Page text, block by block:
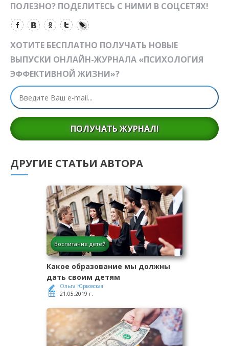
ПОЛЕЗНО? ПОДЕЛИТЕСЬ С НИМИ В СОЦСЕТЯХ!
ХОТИТЕ БЕСПЛАТНО ПОЛУЧАТЬ НОВЫЕ
ВЫПУСКИ ОНЛАЙН-ЖУРНАЛА «ПСИХОЛОГИЯ
ЭФФЕКТИВНОЙ ЖИЗНИ»?
ПОЛУЧАТЬ ЖУРНАЛ!
ДРУГИЕ СТАТЬИ АВТОРА
Воспитание детей
Какое образование мы должны
дать своим детям
Ольга Юрковская
21.05.2019 г.